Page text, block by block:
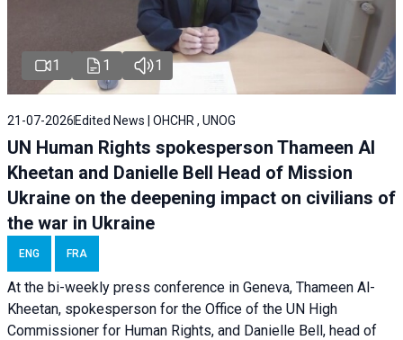
1 1 1
21-07-2026 Edited News | OHCHR , UNOG
UN Human Rights spokesperson Thameen Al
Kheetan and Danielle Bell Head of Mission
Ukraine on the deepening impact on civilians of
the war in Ukraine
ENG FRA
At the bi-weekly press conference in Geneva, Thameen Al-
Kheetan, spokesperson for the Office of the UN High
Commissioner for Human Rights, and Danielle Bell, head of